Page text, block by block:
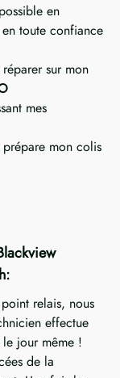
en
toute confiance
sur mon
mes
mon colis
relais, nous
effectue
le jour même !
de la